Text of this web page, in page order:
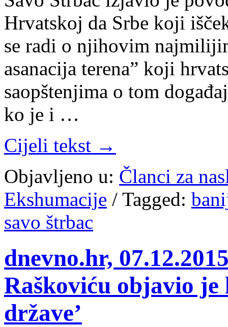
Hrvatskoj da Srbe koji
se radi o njihovim
asanacija terena” koji
saopštenjima o tom
ko je i …
Cijeli tekst →
Objavljeno u: Članci za
Ekshumacije / Tagged:
savo štrbac
dnevno.hr,
Raškoviću objavio je
države’